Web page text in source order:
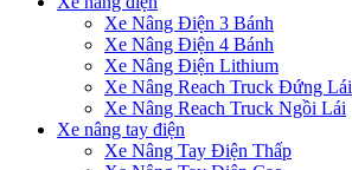
Xe Nâng Điện 3 Bánh
Xe Nâng Điện 4 Bánh
Xe Nâng Điện Lithium
Xe Nâng Reach Truck Đứng Lái
Xe Nâng Reach Truck Ngồi Lái
Xe nâng tay điện
Xe Nâng Tay Điện Thấp